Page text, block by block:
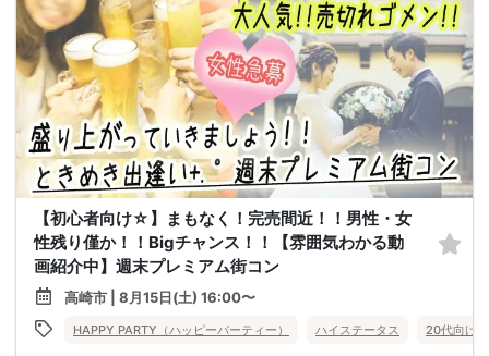
【初心者向け☆】まもなく！完売間近！！男性・女
性残り僅か！！Bigチャンス！！【雰囲気わかる動
画紹介中】週末プレミアム街コン
高崎市 | 8月15日(土) 16:00〜
HAPPY PARTY（ハッピーパーティー） ハイステータス 20代向け